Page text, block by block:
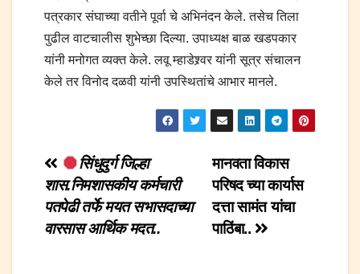
पत्रकार संघाच्या वतीने पूर्वा चे अभिनंदन केले. तसेच तिला
पुढील वाटचालीस शुभेच्छा दिल्या. उपाध्यक्ष बाळ खडपकार
यांनी मनोगत व्यक्त केले. लवू म्हाडेश्र्वर यांनी सूत्र संचालन
केले तर विनोद दळवी यांनी उपस्थितांचे आभार मानले.
Post
navigation
मानवता विकास
परिषद च्या कार्यास
दत्ता सामंत यांचा
पाठिंबा..
सिंधुदुर्ग जिल्हा
शास.निमशासकीय कर्मचारी
पतपेढी तर्फे मयत सभासदाच्या
वारसास आर्थिक मदत..